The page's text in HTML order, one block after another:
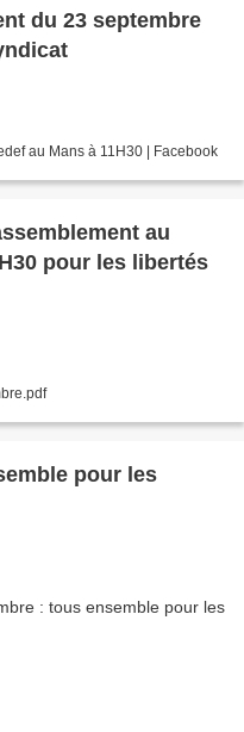
du 23 septembre
au Mans à 11H30 | Facebook
au
pour les libertés
pour les